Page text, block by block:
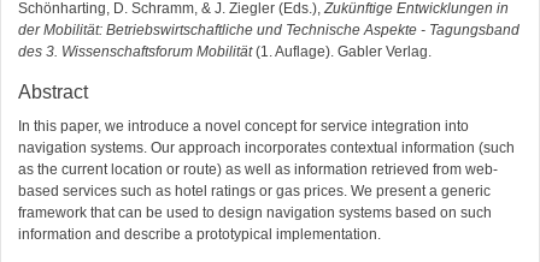
Schönharting, D. Schramm, & J. Ziegler (Eds.), Zukünftige Entwicklungen in
der Mobilität: Betriebswirtschaftliche und Technische Aspekte - Tagungsband
des 3. Wissenschaftsforum Mobilität(1. Auflage). Gabler Verlag.
Abstract
In this paper, we introduce a novel concept for service integration into
navigation systems. Our approach incorporates contextual information (such
as the current location or route) as well as information retrieved from web-
based services such as hotel ratings or gas prices. We present a generic
framework that can be used to design navigation systems based on such
information and describe a prototypical implementation.